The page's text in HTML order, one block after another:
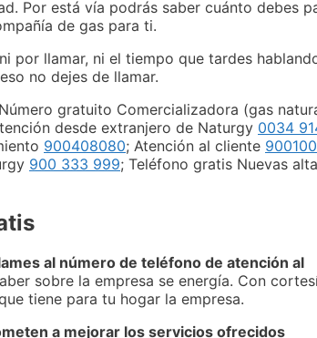
Por está vía podrás saber cuánto debes
de gas para ti.
por llamar, ni el tiempo que tardes
no dejes de llamar.
gratuito Comercializadora (gas
desde extranjero de Naturgy 0034
900408080; Atención al cliente
900 333 999; Teléfono gratis Nuevas
al número de teléfono de atención al
sobre la empresa se energía. Con
tiene para tu hogar la empresa.
a mejorar los servicios ofrecidos